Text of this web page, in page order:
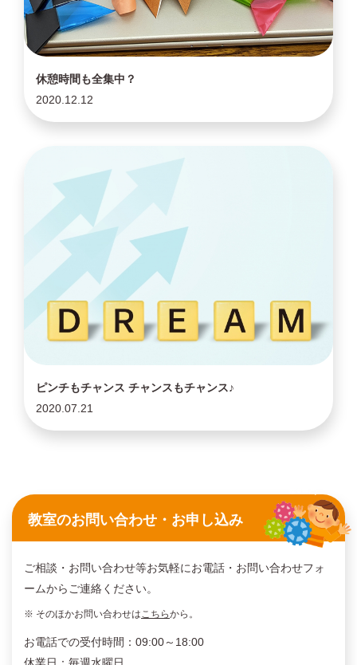
休憩時間も全集中？
2020.12.12
ピンチもチャンス チャンスもチャンス♪
2020.07.21
教室のお問い合わせ・お申し込み
ご相談・お問い合わせ等お気軽にお電話・お問い合わせフォ
ームからご連絡ください。
※ そのほかお問い合わせは こちらから。
お電話での受付時間：09:00～18:00